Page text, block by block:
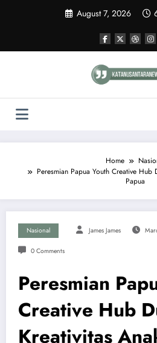
August 7, 2026
Home
Peresmian Papua Youth Creative Hub
Papua
Nasional James James
0 Comments
Peresmian
Creative Hub
Kreativitas